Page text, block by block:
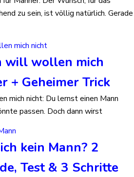
zu sein, ist völlig natürlich. Gerade
will wollen mich
+ Geheimer Trick
mich nicht: Du lernst einen Mann
passen. Doch dann wirst
kein Mann? 2
Test & 3 Schritte